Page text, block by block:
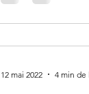
12 mai 2022 4 min de